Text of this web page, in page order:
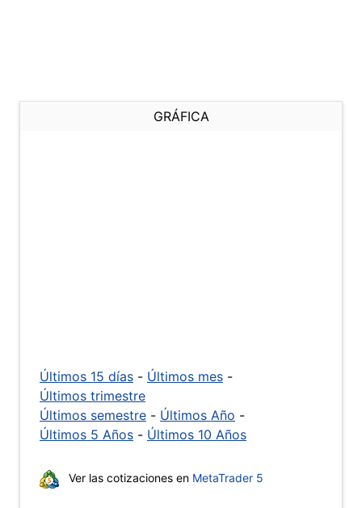
GRÁFICA
Últimos 15 días - Últimos mes -
Últimos trimestre
Últimos semestre - Últimos Año -
Últimos 5 Años - Últimos 10 Años
Ver las cotizaciones en MetaTrader 5